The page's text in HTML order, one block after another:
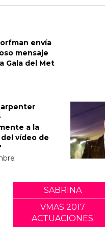
envía
mensaje
Gala del Met
a la
vídeo de
SABRINA
VMAS 2017
ACTUACIONES